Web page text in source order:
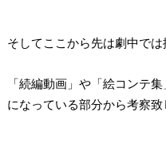
そしてここから先は劇中で
「続編動画」や「絵コンテ
になっている部分から考察致